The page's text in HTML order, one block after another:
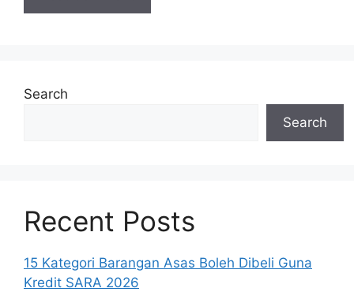
Search
Search
Recent Posts
15 Kategori Barangan Asas Boleh Dibeli Guna
Kredit SARA 2026